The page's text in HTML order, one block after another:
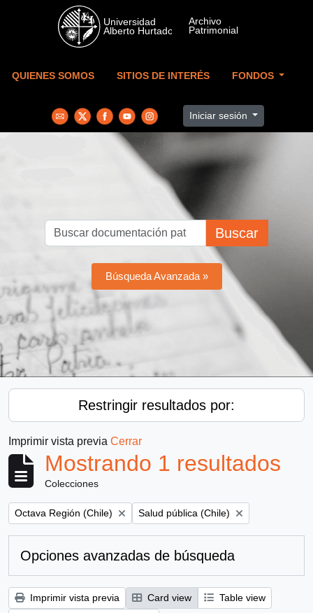
Skip to main content
QUIENES SOMOS SITIOS DE INTERÉS FONDOS
Iniciar sesión
Buscar
Búsqueda Avanzada »
Restringir resultados por:
Imprimir vista previa Cerrar
Mostrando 1 resultados
Colecciones
Remove filter:
Octava Región (Chile) Remove filter:
Salud pública (Chile)
Opciones avanzadas de búsqueda
Imprimir vista previa Card view
Table view